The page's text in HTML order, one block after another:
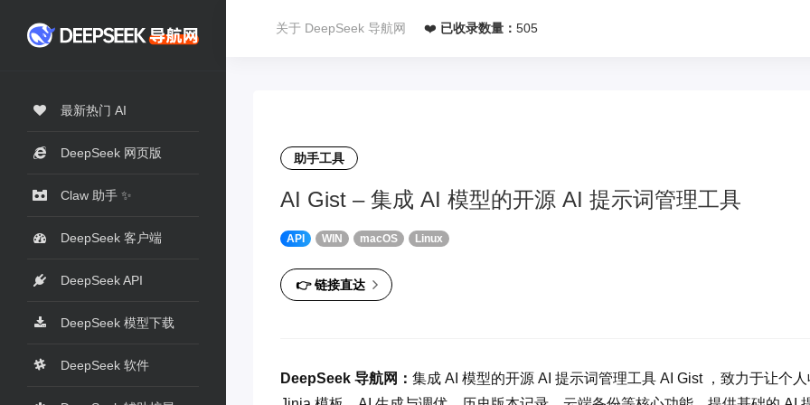
最新热门 AI
DeepSeek 网页版
Claw 助手 ✨
DeepSeek 客户端
DeepSeek API
DeepSeek 模型下载
DeepSeek 软件
关于 DeepSeek 导航网 ❤️ 已收录数量： 505
助手工具
AI Gist – 集成 AI 模型的开源 AI 提示词管理工具
API WIN macOS Linux
👉 链接直达
DeepSeek 导航网： 集成 AI 模型的开源 AI 提示词管理工具 AI Gist ，致力于让个